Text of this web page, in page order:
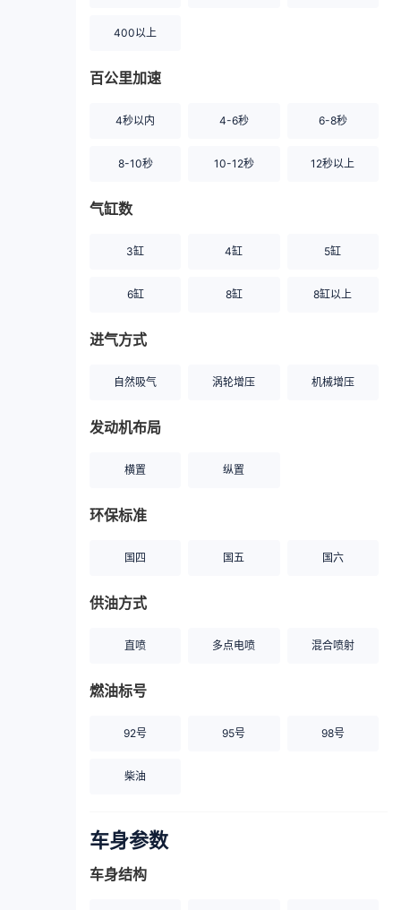
400以上
百公里加速
4秒以内 4-6秒 6-8秒
8-10秒 10-12秒 12秒以上
气缸数
3缸 4缸 5缸
6缸 8缸 8缸以上
进气方式
自然吸气 涡轮增压 机械增压
发动机布局
横置 纵置
环保标准
国四 国五 国六
供油方式
直喷 多点电喷 混合喷射
燃油标号
92号 95号 98号
柴油
车身参数
车身结构